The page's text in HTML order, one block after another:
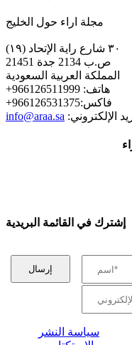
مجلة اراء حول الخليج
٣٠ شارع راية الإتحاد (١٩)
ص.ب 2134 جدة 21451
المملكة العربية السعودية
+هاتف: 966126511999
+فاكس:966126531375
info@araa.sa الإلكتروني
إشترك في القائمة البريدية
سياسة النشر